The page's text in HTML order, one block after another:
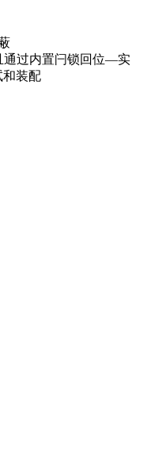
通过内置闩锁回位—实
和装配